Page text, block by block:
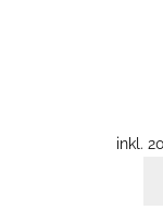
inkl.